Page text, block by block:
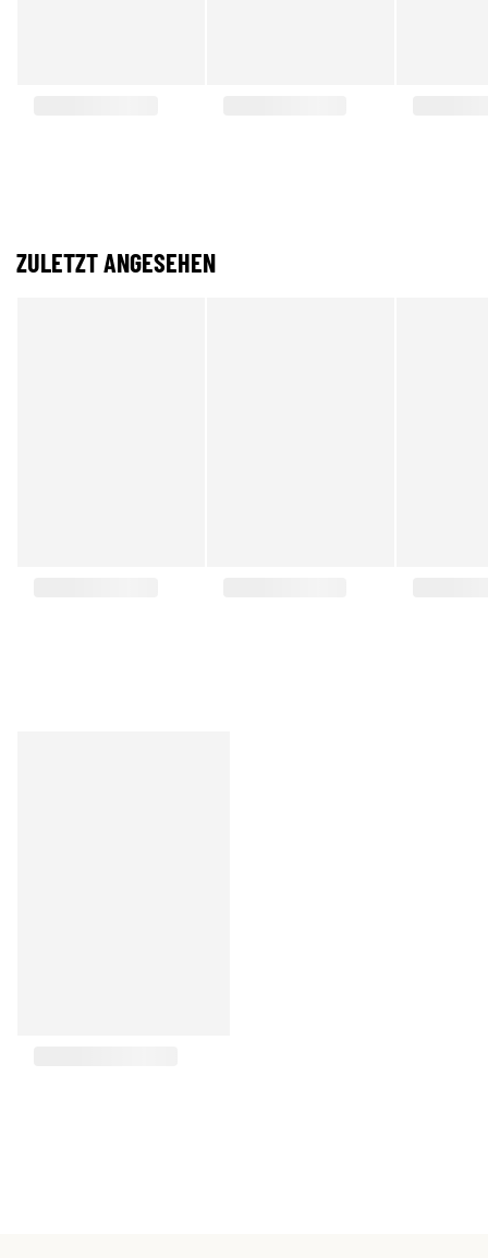
ZULETZT ANGESEHEN